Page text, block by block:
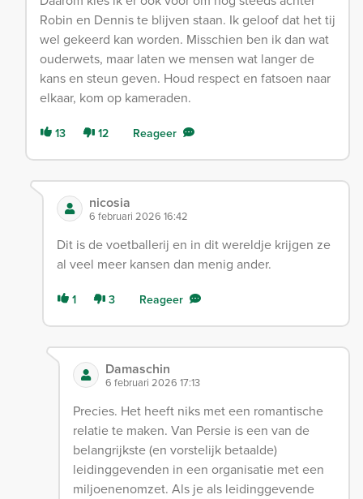
Robin en Dennis te blijven staan. Ik geloof dat het tij
wel gekeerd kan worden. Misschien ben ik dan wat
ouderwets, maar laten we mensen wat langer de
kans en steun geven. Houd respect en fatsoen naar
elkaar, kom op kameraden.
13 12 Reageer
nicosia
6 februari 2026 16:42
Dit is de voetballerij en in dit wereldje krijgen ze
al veel meer kansen dan menig ander.
1 3 Reageer
Damaschin
6 februari 2026 17:13
Precies. Het heeft niks met een romantische
relatie te maken. Van Persie is een van de
belangrijkste (en vorstelijk betaalde)
leidinggevenden in een organisatie met een
miljoenenomzet. Als je als leidinggevende